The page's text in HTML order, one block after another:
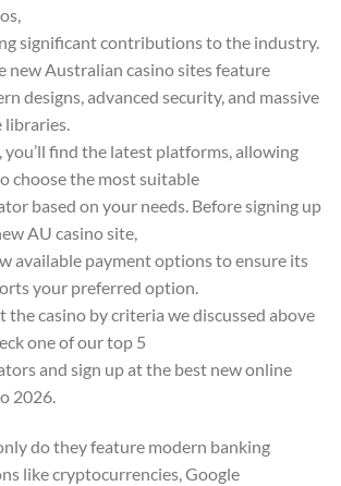
significant contributions to the industry.
new Australian casino sites feature
designs, advanced security, and massive
libraries.
you’ll find the latest platforms, allowing
choose the most suitable
based on your needs. Before signing up
AU casino site,
available payment options to ensure its
your preferred option.
the casino by criteria we discussed above
one of our top 5
and sign up at the best new online
2026.
do they feature modern banking
like cryptocurrencies, Google